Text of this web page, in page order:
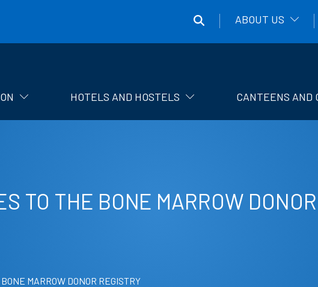
Správa
zařízení
ČVUT
ABOUT US
HOTELS AND HOSTELS CANTEENS AND
TO THE BONE MARROW
MARROW DONOR REGISTRY